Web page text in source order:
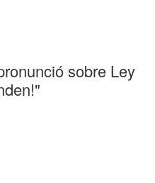
sobre Ley